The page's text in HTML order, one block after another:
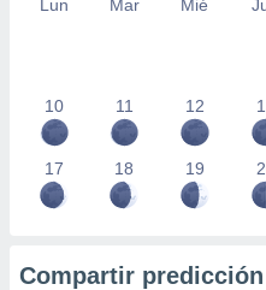
Lun Mar Mié
10 11 12
17 18 19
Compartir predicción